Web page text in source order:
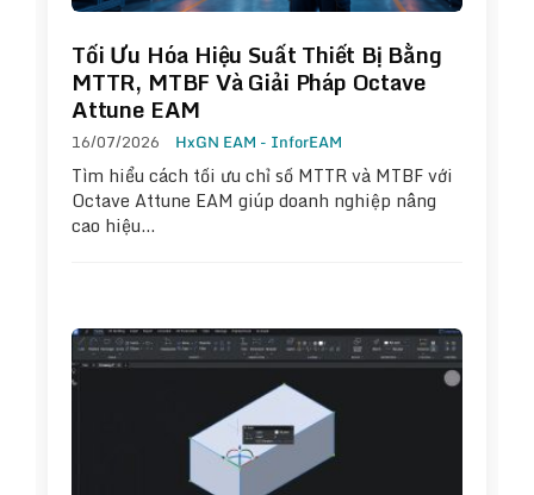
Tối Ưu Hóa Hiệu Suất Thiết Bị Bằng
MTTR, MTBF Và Giải Pháp Octave
Attune EAM
16/07/2026 HxGN EAM - InforEAM
Tìm hiểu cách tối ưu chỉ số MTTR và MTBF với
Octave Attune EAM giúp doanh nghiệp nâng
cao hiệu…